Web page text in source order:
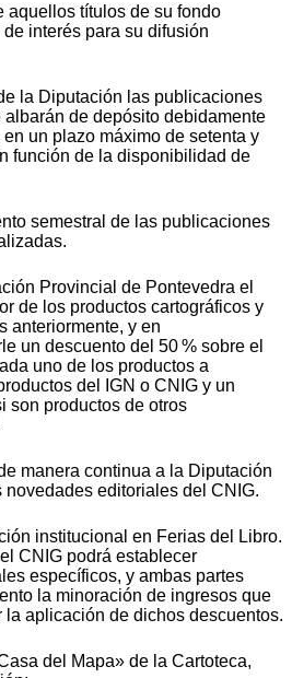
aquellos títulos de su fondo
interés para su difusión
la Diputación las publicaciones
de depósito debidamente
un plazo máximo de setenta y
función de la disponibilidad de
semestral de las publicaciones
Provincial de Pontevedra el
de los productos cartográficos y
anteriormente, y en
un descuento del 50 % sobre el
uno de los productos a
del IGN o CNIG y un
son productos de otros
manera continua a la Diputación
editoriales del CNIG.
institucional en Ferias del Libro.
CNIG podrá establecer
específicos, y ambas partes
la minoración de ingresos que
la aplicación de dichos descuentos.
del Mapa» de la Cartoteca,